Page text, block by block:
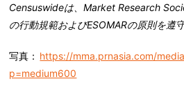
Censuswideは、Market Research
の行動規範およびESOMARの原則を遵
写真： https://mma.prnasia.com/
p=medium600